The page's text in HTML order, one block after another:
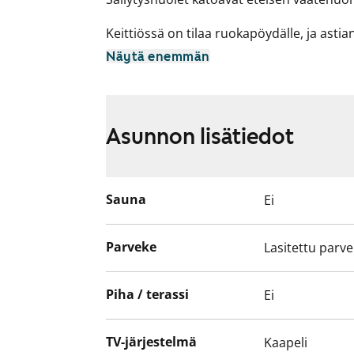
Keittiössä on tilaa ruokapöydälle, ja
Keittiön varusteisiin kuuluu myös
Hervannan alueelta löytyy niin palveluita
Tule tutustumaan tähän kotoisaan
Näytä enemmän
Asunnon lisätiedot
Sauna Ei
Parveke Lasitettu
Piha / terassi Ei
TV-järjestelmä Kaapeli